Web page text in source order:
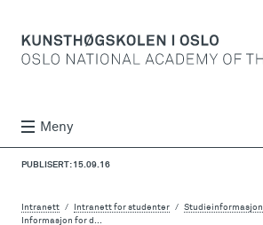
Meny
PUBLISERT: 15.09.16
Intranett Intranett for studenter Studieinformasjon
Informasjon for d...